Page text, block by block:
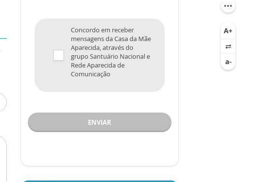
Concordo em receber
mensagens da Casa da Mãe
Aparecida, através do
grupo Santuário Nacional e
Rede Aparecida de
Comunicação
ENVIAR